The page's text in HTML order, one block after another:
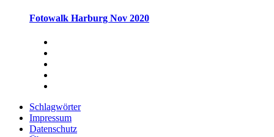
Fotowalk Harburg Nov 2020
Schlagwörter
Impressum
Datenschutz